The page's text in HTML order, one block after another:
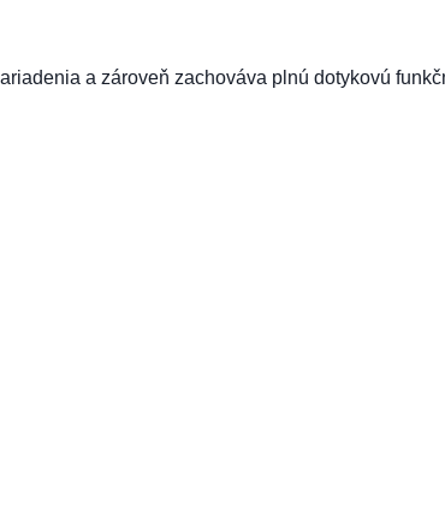
a zároveň zachováva plnú dotykovú